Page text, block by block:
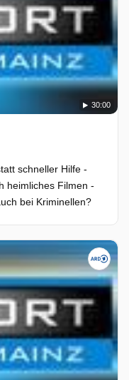
30:00
schneller Hilfe -
heimliches Filmen -
bei Kriminellen?